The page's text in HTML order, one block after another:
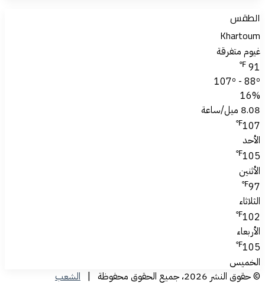
الطقس
Khartoum
غيوم متفرقة
91
℉
107º - 88º
16%
8.08 ميل/ساعة
107
℉
الأحد
105
℉
الأثنين
97
℉
الثلاثاء
102
℉
الأربعاء
105
℉
الخميس
© حقوق النشر 2026، جميع الحقوق محفوظة |
الشعب